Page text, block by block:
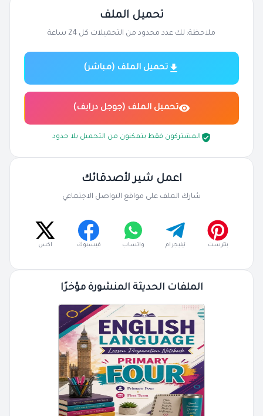
تحميل الملف
ملاحظة: لك عدد محدود من التحميلات كل 24 ساعة
تحميل الملف (مباشر)
تحميل الملف (جوجل درايف)
المشتركون فقط يتمكنون من التحميل بلا حدود
اعمل شير لأصدقائك
شارك الملف على مواقع التواصل الاجتماعي
بنترست تيليجرام واتساب فيسبوك اكس
الملفات الحديثة المنشورة مؤخرًا